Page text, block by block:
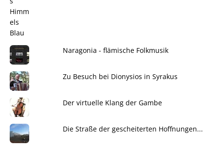
Naragonia - flämische Folkmusik
Zu Besuch bei Dionysios in Syrakus
Der virtuelle Klang der Gambe
Die Straße der gescheiterten Hoffnungen...